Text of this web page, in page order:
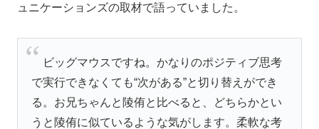
ュニケーションズの取材で語っていました。
ビッグマウスですね。かなりのポジティブ思考
で実行できなくても“次がある”と切り替えができ
る。お兄ちゃんと陵侑と比べると、どちらかとい
うと陵侑に似ているような気がします。柔軟な考